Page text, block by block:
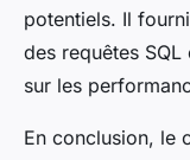
potentiels. Il
des requêtes
sur les
En conclusion, le